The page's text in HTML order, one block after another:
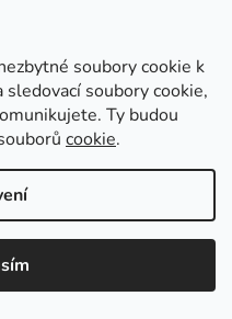
soubory cookie k
soubory cookie,
Ty budou
cookie.
. Všechna práva